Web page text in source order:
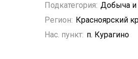
Подкатегория: Добыча и
Регион: Красноярский
Нас. пункт: п. Курагино